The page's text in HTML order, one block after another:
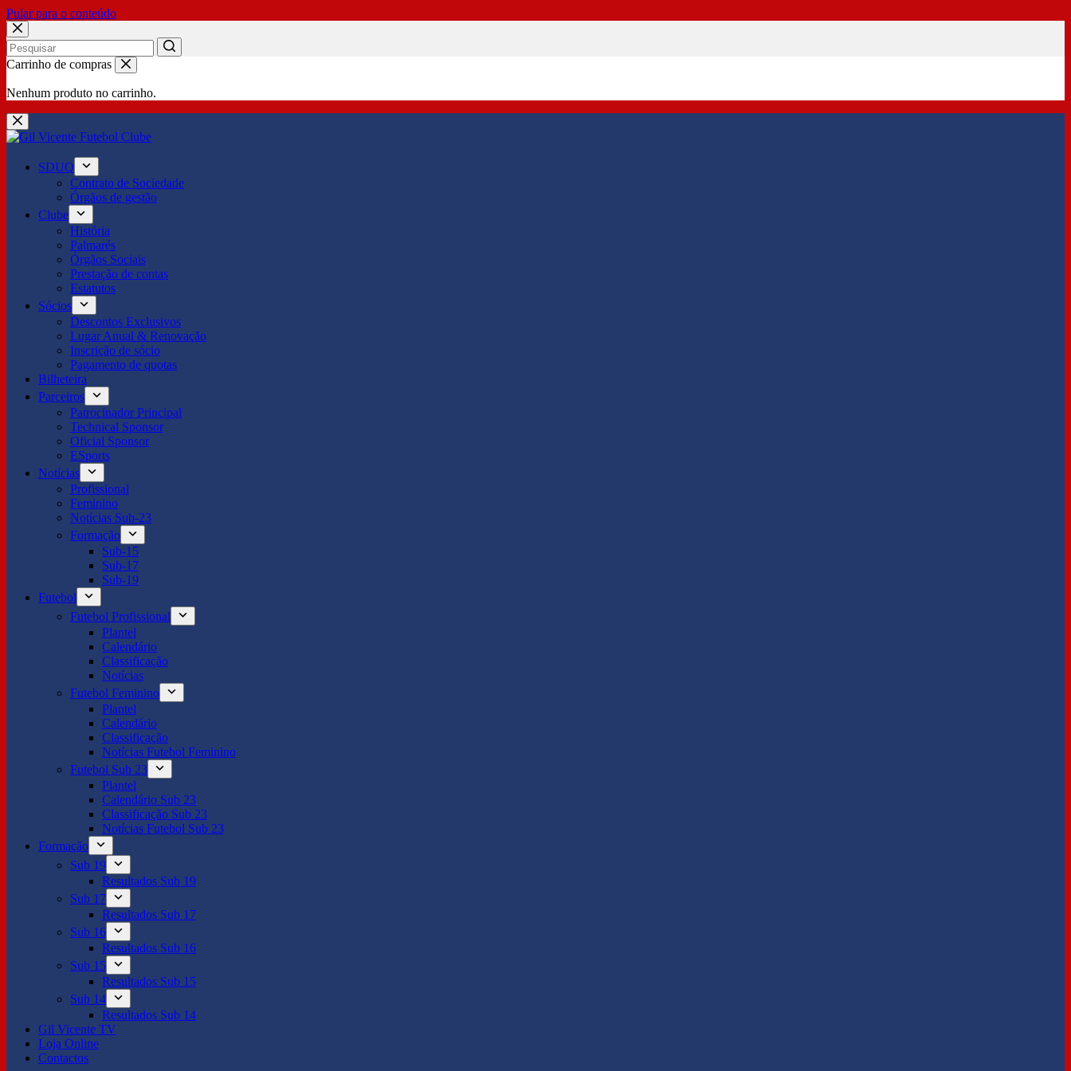
Pular para o conteúdo
No
Carrinho de compras
Nenhum produto no carrinho.
SDUQ
Contrato de Sociedade
Órgãos de gestão
Clube
História
Palmarés
Órgãos Sociais
Prestação de contas
Estatutos
Sócios
Descontos Exclusivos
Lugar Anual & Renovação
Inscrição de sócio
Pagamento de quotas
Bilheteira
Parceiros
Patrocinador Principal
Technical Sponsor
Oficial Sponsor
ESports
Notícias
Profissional
Feminino
Notícias Sub-23
Formação
Sub-15
Sub-17
Sub-19
Futebol
Futebol Profissional
Plantel
Calendário
Classificação
Notícias
Futebol Feminino
Plantel
Calendário
Classificação
Notícias Futebol Feminino
Futebol Sub 23
Plantel
Calendário Sub 23
Classificação Sub 23
Notícias Futebol Sub 23
Formação
Sub 19
Resultados Sub 19
Sub 17
Resultados Sub 17
Sub 16
Resultados Sub 16
Sub 15
Resultados Sub 15
Sub 14
Resultados Sub 14
Gil Vicente TV
Loja Online
Contactos